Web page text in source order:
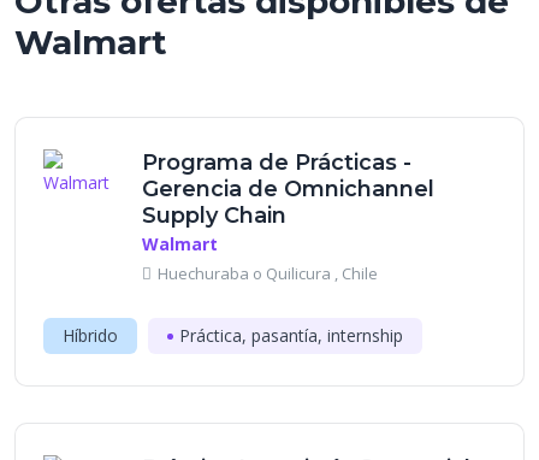
Walmart
Programa de Prácticas -
Gerencia de Omnichannel
Supply Chain
Walmart
Huechuraba o Quilicura , Chile
Híbrido Práctica, pasantía, internship